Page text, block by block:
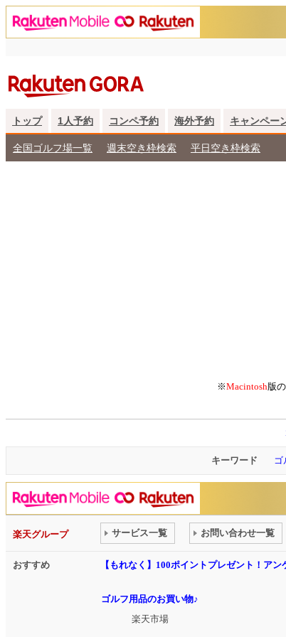
トップ 1人予約 コンペ予約 海外予約 キャンペー
全国ゴルフ場一覧 週末空き枠検索 平日空き枠検索
※Macintosh版
キーワード ゴ
楽天グループ サービス一覧 お問い合わせ一覧
おすすめ 【もれなく】100ポイントプレゼント！ア
ゴルフ用品のお買い物♪
楽天市場